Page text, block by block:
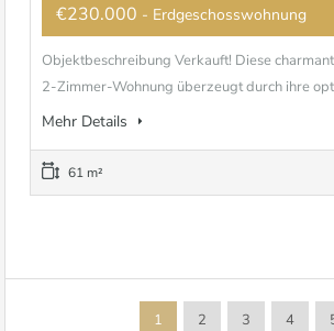
€230.000 - Erdgeschosswohnung
Objektbeschreibung Verkauft! Diese
2-Zimmer-Wohnung überzeugt durch ihre
Mehr Details
61 m²
1 2 3 4